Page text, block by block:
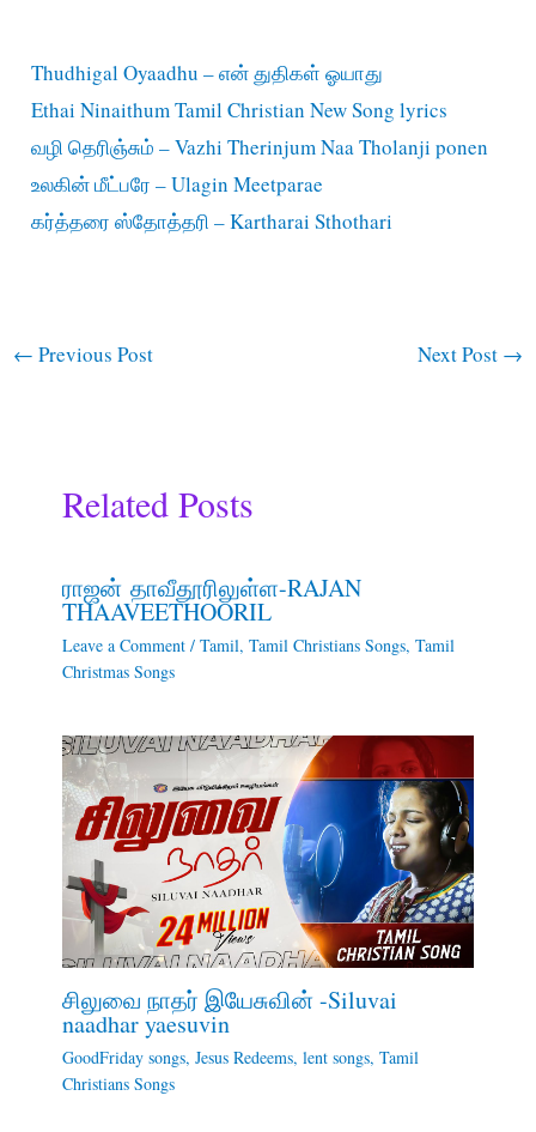
Thudhigal Oyaadhu – என் துதிகள் ஓயாது
Ethai Ninaithum Tamil Christian New Song lyrics
வழி தெரிஞ்சும் – Vazhi Therinjum Naa Tholanji ponen
உலகின் மீட்பரே – Ulagin Meetparae
கர்த்தரை ஸ்தோத்தரி – Kartharai Sthothari
← Previous Post Next Post →
Related Posts
ராஜன் தாவீதூரிலுள்ள-RAJAN
THAAVEETHOORIL
Leave a Comment / Tamil, Tamil Christians Songs, Tamil
Christmas Songs
சிலுவை நாதர் இயேசுவின் -Siluvai
naadhar yaesuvin
GoodFriday songs, Jesus Redeems, lent songs, Tamil
Christians Songs